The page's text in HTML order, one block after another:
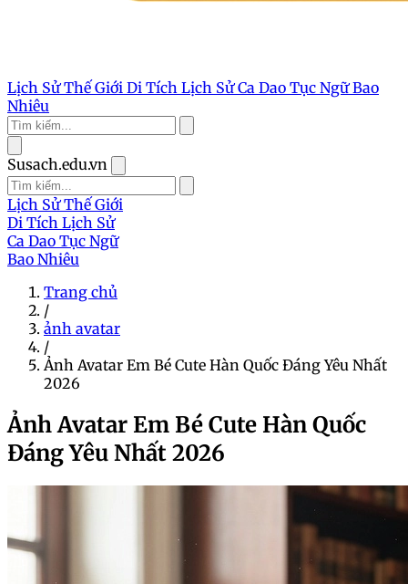
Lịch Sử Thế Giới Di Tích Lịch SửCa Dao Tục NgữBao
Nhiêu
Susach.edu.vn
Lịch Sử Thế Giới
Di Tích Lịch Sử
Ca Dao Tục Ngữ
Bao Nhiêu
Trang chủ
/
ảnh avatar
/
Ảnh Avatar Em Bé Cute Hàn Quốc Đáng Yêu Nhất
2026
Ảnh Avatar Em Bé Cute Hàn Quốc
Đáng Yêu Nhất 2026